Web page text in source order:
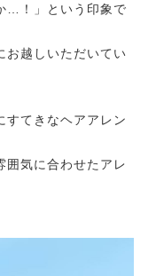
…！」という印象で
お越しいただいてい
すてきなヘアアレン
囲気に合わせたアレ